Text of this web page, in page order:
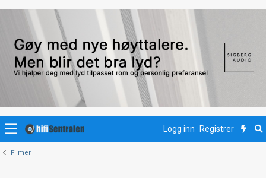
Logg inn Registrer
Filmer